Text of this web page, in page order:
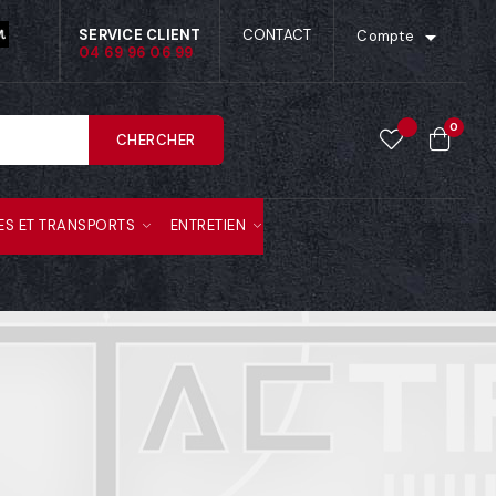
SERVICE CLIENT
04 69 96 06 99
CONTACT Compte 
CHERCHER
0
ET TRANSPORTS ENTRETIEN